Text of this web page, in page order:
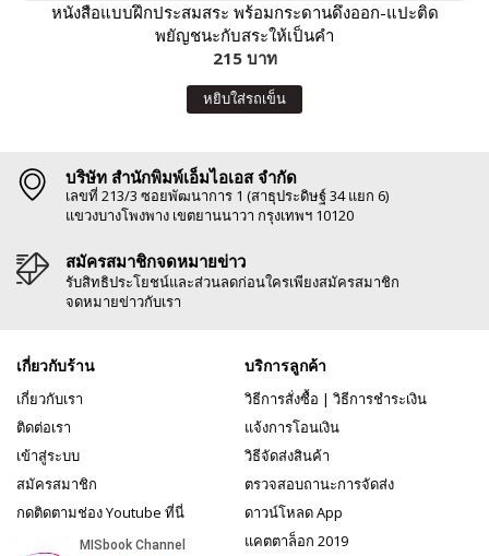
หนังสือแบบฝึกประสมสระ พร้อมกระดานดึงออก-แปะติด
พยัญชนะกับสระให้เป็นคำ
215 บาท
หยิบใส่รถเข็น
บริษัท สำนักพิมพ์เอ็มไอเอส จำกัด
เลขที่ 213/3 ซอยพัฒนาการ 1 (สาธุประดิษฐ์ 34 แยก 6)
แขวงบางโพงพาง เขตยานนาวา กรุงเทพฯ 10120
สมัครสมาชิกจดหมายข่าว
รับสิทธิประโยชน์และส่วนลดก่อนใครเพียงสมัครสมาชิก
จดหมายข่าวกับเรา
เกี่ยวกับร้าน
เกี่ยวกับเรา
ติดต่อเรา
เข้าสู่ระบบ
สมัครสมาชิก
กดติดตามช่อง Youtube ที่นี่
บริการลูกค้า
วิธีการสั่งซื้อ | วิธีการชำระเงิน
แจ้งการโอนเงิน
วิธีจัดส่งสินค้า
ตรวจสอบถานะการจัดส่ง
ดาวน์โหลด App
แคตตาล็อก 2019